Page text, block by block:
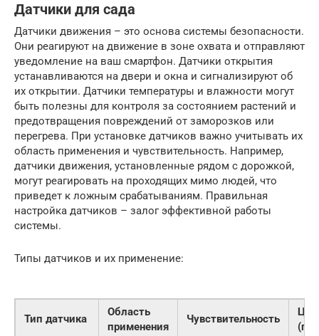
Датчики для сада
Датчики движения – это основа системы безопасности.
Они реагируют на движение в зоне охвата и отправляют
уведомление на ваш смартфон. Датчики открытия
устанавливаются на двери и окна и сигнализируют об
их открытии. Датчики температуры и влажности могут
быть полезны для контроля за состоянием растений и
предотвращения повреждений от заморозков или
перегрева. При установке датчиков важно учитывать их
область применения и чувствительность. Например,
датчики движения, установленные рядом с дорожкой,
могут реагировать на проходящих мимо людей, что
приведет к ложным срабатываниям. Правильная
настройка датчиков – залог эффективной работы
системы.
Типы датчиков и их применение:
Тип датчика
Область
применения
Чувствительность